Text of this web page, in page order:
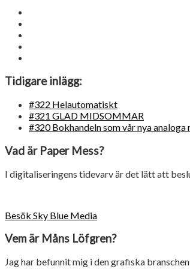
Tidigare inlägg:
#322 Helautomatiskt
#321 GLAD MIDSOMMAR
#320 Bokhandeln som vår nya analoga
Vad är Paper Mess?
I digitaliseringens tidevarv är det lätt att
Besök Sky Blue Media
Vem är Måns Löfgren?
Jag har befunnit mig i den grafiska